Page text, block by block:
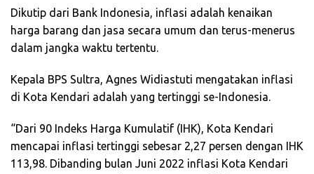
Dikutip dari Bank Indonesia, inflasi adalah kenaikan
harga barang dan jasa secara umum dan terus-menerus
dalam jangka waktu tertentu.
Kepala BPS Sultra, Agnes Widiastuti mengatakan inflasi
di Kota Kendari adalah yang tertinggi se-Indonesia.
“Dari 90 Indeks Harga Kumulatif (IHK), Kota Kendari
mencapai inflasi tertinggi sebesar 2,27 persen dengan IHK
113,98. Dibanding bulan Juni 2022 inflasi Kota Kendari